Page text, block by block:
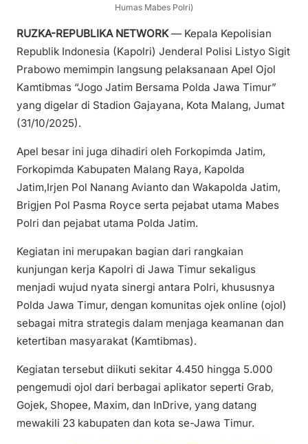
Humas Mabes Polri)
RUZKA-REPUBLIKA NETWORK— Kepala Kepolisian
Republik Indonesia (Kapolri) Jenderal Polisi Listyo Sigit
Prabowo memimpin langsung pelaksanaan Apel Ojol
Kamtibmas “Jogo Jatim Bersama Polda Jawa Timur”
yang digelar di Stadion Gajayana, Kota Malang, Jumat
(31/10/2025).
Apel besar ini juga dihadiri oleh Forkopimda Jatim,
Forkopimda Kabupaten Malang Raya, Kapolda
Jatim,Irjen Pol Nanang Avianto dan Wakapolda Jatim,
Brigjen Pol Pasma Royce serta pejabat utama Mabes
Polri dan pejabat utama Polda Jatim.
Kegiatan ini merupakan bagian dari rangkaian
kunjungan kerja Kapolri di Jawa Timur sekaligus
menjadi wujud nyata sinergi antara Polri, khususnya
Polda Jawa Timur, dengan komunitas ojek online (ojol)
sebagai mitra strategis dalam menjaga keamanan dan
ketertiban masyarakat (Kamtibmas).
Kegiatan tersebut diikuti sekitar 4.450 hingga 5.000
pengemudi ojol dari berbagai aplikator seperti Grab,
Gojek, Shopee, Maxim, dan InDrive, yang datang
mewakili 23 kabupaten dan kota se-Jawa Timur.